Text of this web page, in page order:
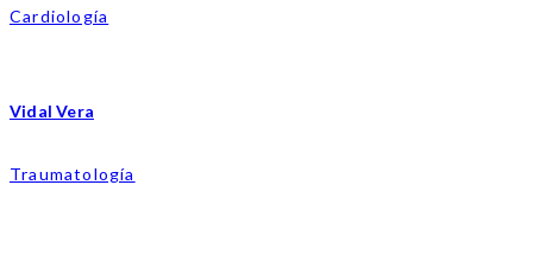
Cardiología
Vidal Vera
Traumatología